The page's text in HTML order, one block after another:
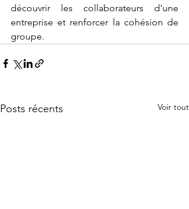
découvrir les collaborateurs d'une
entreprise et renforcer la cohésion de
groupe.
Posts récents Voir tout